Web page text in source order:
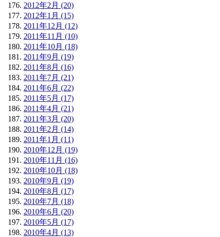
2012年2月 (20)
2012年1月 (15)
2011年12月 (12)
2011年11月 (10)
2011年10月 (18)
2011年9月 (19)
2011年8月 (16)
2011年7月 (21)
2011年6月 (22)
2011年5月 (17)
2011年4月 (21)
2011年3月 (20)
2011年2月 (14)
2011年1月 (11)
2010年12月 (19)
2010年11月 (16)
2010年10月 (18)
2010年9月 (19)
2010年8月 (17)
2010年7月 (18)
2010年6月 (20)
2010年5月 (17)
2010年4月 (13)